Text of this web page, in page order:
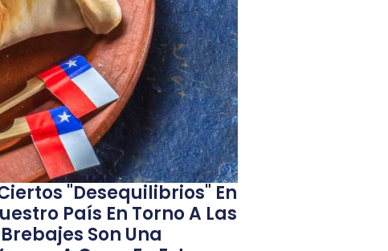
"desequilibrios" En
País En Torno A Las
Son Una